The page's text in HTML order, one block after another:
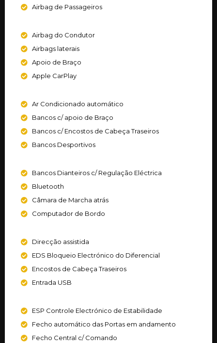
Airbag de Passageiros
Airbag do Condutor
Airbags laterais
Apoio de Braço
Apple CarPlay
Ar Condicionado automático
Bancos c/ apoio de Braço
Bancos c/ Encostos de Cabeça Traseiros
Bancos Desportivos
Bancos Dianteiros c/ Regulação Eléctrica
Bluetooth
Câmara de Marcha atrás
Computador de Bordo
Direcção assistida
EDS Bloqueio Electrónico do Diferencial
Encostos de Cabeça Traseiros
Entrada USB
ESP Controle Electrónico de Estabilidade
Fecho automático das Portas em andamento
Fecho Central c/ Comando